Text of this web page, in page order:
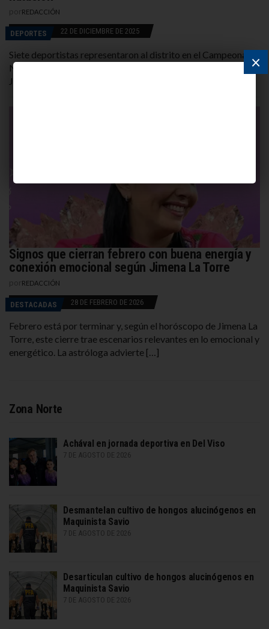
REDACCIÓN
DEPORTES 22 DE DICIEMBRE DE 2025
Siete deportistas representaron al distrito en el Campeonato
Nacional de la República, celebrado en la provincia de San
Juan. El equipo compitió frente a más […]
Signos que cierran febrero con buena energía y
conexión emocional según Jimena La Torre
REDACCIÓN
DESTACADAS 28 DE FEBRERO DE 2026
Febrero está por terminar y, según el horóscopo de Jimena La
Torre, este cierre trae escenarios relevantes en lo emocional y
energético. La astróloga advierte […]
Zona Norte
Achával en jornada deportiva en Del Viso
7 DE AGOSTO DE 2026
Desmantelan cultivo de hongos alucinógenos en
Maquinista Savio
7 DE AGOSTO DE 2026
Desarticulan cultivo de hongos alucinógenos en
Maquinista Savio
7 DE AGOSTO DE 2026
×